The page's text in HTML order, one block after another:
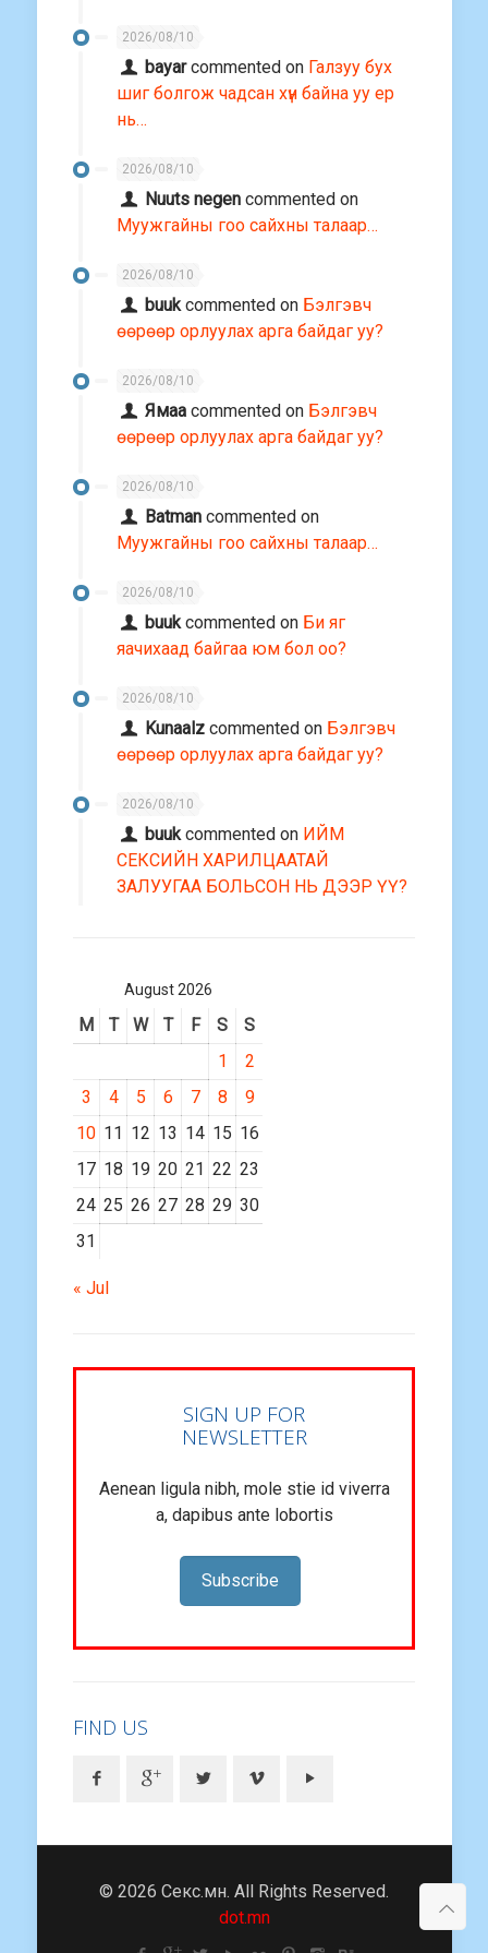
2026/08/10
bayarcommented on Галзуу бух
шиг болгож чадсан хүн байна уу ер
нь…
2026/08/10
Nuuts negen commented on
Муужгайны гоо сайхны талаар…
2026/08/10
buukcommented on Бэлгэвч
өөрөөр орлуулах арга байдаг уу?
2026/08/10
Ямаа commented on Бэлгэвч
өөрөөр орлуулах арга байдаг уу?
2026/08/10
Batman commented on
Муужгайны гоо сайхны талаар…
2026/08/10
buukcommented on Би яг
яачихаад байгаа юм бол оо?
2026/08/10
Kunaalz commented on Бэлгэвч
өөрөөр орлуулах арга байдаг уу?
2026/08/10
buukcommented on ИЙМ
СЕКСИЙН ХАРИЛЦААТАЙ
ЗАЛУУГАА БОЛЬСОН НЬ ДЭЭР ҮҮ?
August 2026
M T W T F S
S
1
2
3
4 5 6 7 8
9
10 11 12 13 14 15 16
17 18 19 20 21 22 23
24 25 26 27 28 29 30
31
« Jul
SIGN UP FOR
NEWSLETTER
Aenean ligula nibh, mole stie id viverra
a, dapibus ante lobortis
Subscribe
FIND US
© 2026 Секс.мн. All Rights Reserved.
dot.mn